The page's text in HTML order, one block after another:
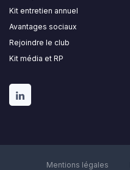
Kit entretien annuel
Avantages sociaux
Rejoindre le club
Kit média et RP
Mentions légales